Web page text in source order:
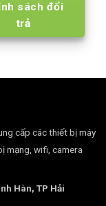
sách đổi
trả
cấp các thiết bị máy
mạng, wifi, camera
Hàn, TP Hải